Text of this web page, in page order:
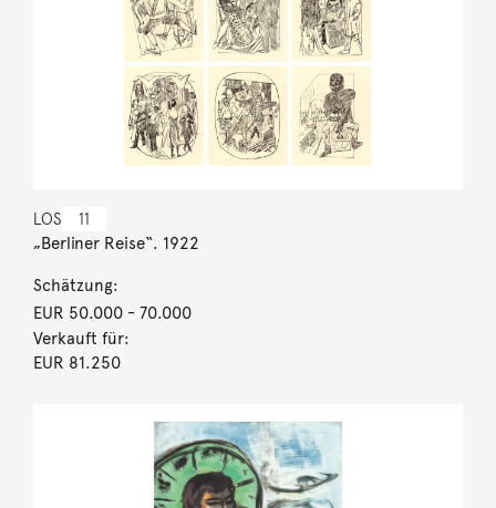
LOS 11
„Berliner Reise“. 1922
Schätzung:
EUR 50.000- 70.000
Verkauft für:
EUR 81.250